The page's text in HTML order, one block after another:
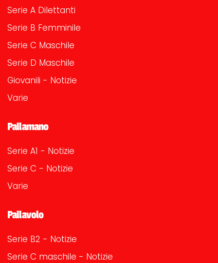
Serie A Dilettanti
Serie B Femminile
Serie C Maschile
Serie D Maschile
Giovanili - Notizie
Varie
Pallamano
Serie A1 - Notizie
Serie C - Notizie
Varie
Pallavolo
Serie B2 - Notizie
Serie C maschile - Notizie